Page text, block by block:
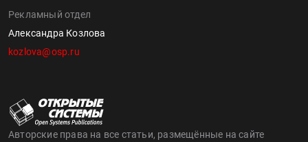
Рекламный отдел
Александра Козлова
kozlova@osp.ru
Авторские права на все статьи, размещённые на сайте